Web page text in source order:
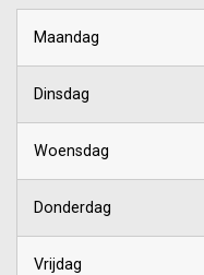
Maandag
Dinsdag
Woensdag
Donderdag
Vrijdag